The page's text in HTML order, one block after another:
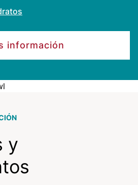
información
y